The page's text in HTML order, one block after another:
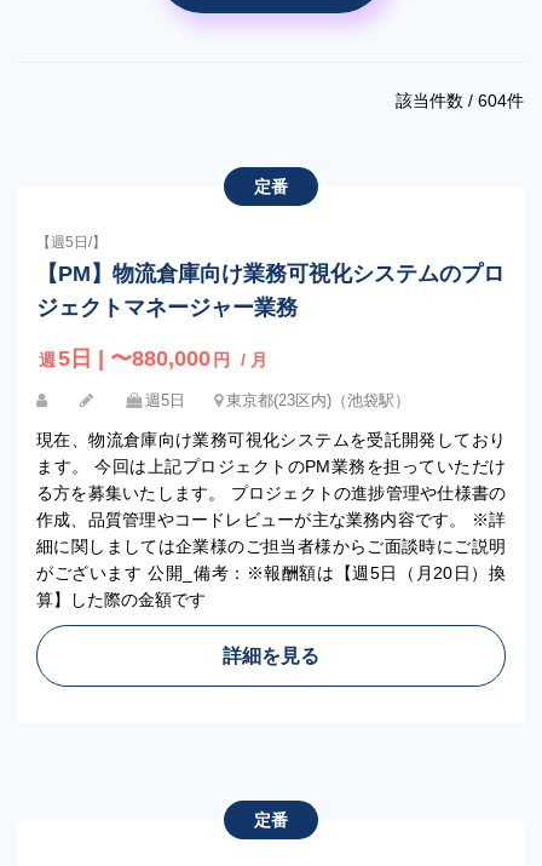
該当件数 / 604件
定番
【週5日/】
【PM】物流倉庫向け業務可視化システムのプロ
ジェクトマネージャー業務
週 5日 | 〜880,000 円 / 月
週5日 東京都(23区内)（池袋駅）
現在、物流倉庫向け業務可視化システムを受託開発しており
ます。 今回は上記プロジェクトのPM業務を担っていただけ
る方を募集いたします。 プロジェクトの進捗管理や仕様書の
作成、品質管理やコードレビューが主な業務内容です。 ※詳
細に関しましては企業様のご担当者様からご面談時にご説明
がございます 公開_備考：※報酬額は【週5日（月20日）換
算】した際の金額です
詳細を見る
定番